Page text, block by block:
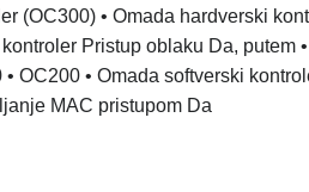
(OC300) • Omada hardverski
Pristup oblaku Da, putem
• OC200 • Omada softverski
MAC pristupom Da